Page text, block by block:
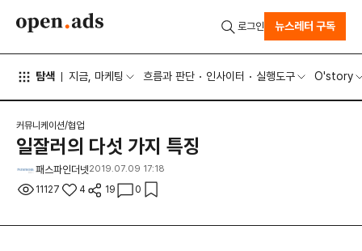
탐색 지금, 마케팅 흐름과 판단 인사이터 실행도구 O'story
로그인 뉴스레터 구독
커뮤니케이션/협업
일잘러의 다섯 가지 특징
패스파인더넷2019.07.09 17:18
11127 4 19 0